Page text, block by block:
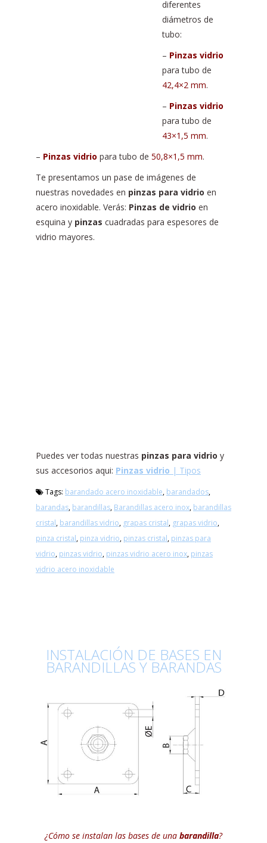
diferentes
diámetros de
tubo:
– Pinzas vidrio
para tubo de
42,4×2 mm.
– Pinzas vidrio
para tubo de
43×1,5 mm.
– Pinzas vidrio para tubo de 50,8×1,5 mm.
Te presentamos un pase de imágenes de
nuestras novedades en pinzas para vidrio en
acero inoxidable. Verás: Pinzas de vidrio en
esquina y pinzas cuadradas para espesores de
vidrio mayores.
Puedes ver todas nuestras pinzas para vidrio y
sus accesorios aqui: Pinzas vidrio | Tipos
Tags: barandado acero inoxidable, barandados,
barandas, barandillas, Barandillas acero inox, barandillas
cristal, barandillas vidrio, grapas cristal, grapas vidrio,
pinza cristal, pinza vidrio, pinzas cristal, pinzas para
vidrio, pinzas vidrio, pinzas vidrio acero inox, pinzas
vidrio acero inoxidable
INSTALACIÓN DE BASES EN
BARANDILLAS Y BARANDAS
¿Cómo se instalan las bases de una barandilla?